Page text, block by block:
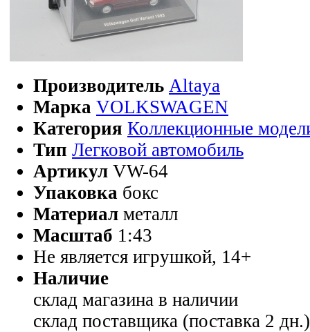
Производитель Altaya
Марка VOLKSWAGEN
Категория Коллекционные
Тип Легковой автомобиль
Артикул VW-64
Упаковка бокс
Материал металл
Масштаб 1:43
Не является игрушкой, 14+
Наличие
склад магазина в наличии
склад поставщика (поставка 2